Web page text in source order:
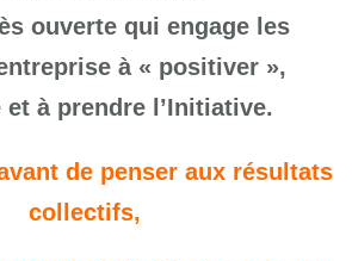
ouverte qui engage les
à « positiver »,
à prendre l’Initiative.
de penser aux résultats
collectifs,